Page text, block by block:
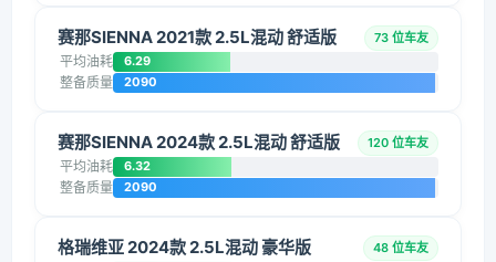
赛那SIENNA 2021款 2.5L混动 舒适版 73 位车友
平均油耗 6.29
整备质量 2090
赛那SIENNA 2024款 2.5L混动 舒适版 120 位车友
平均油耗 6.32
整备质量 2090
格瑞维亚 2024款 2.5L混动 豪华版 48 位车友